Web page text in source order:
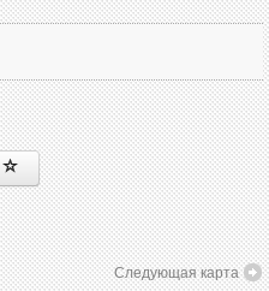
Следующая карта